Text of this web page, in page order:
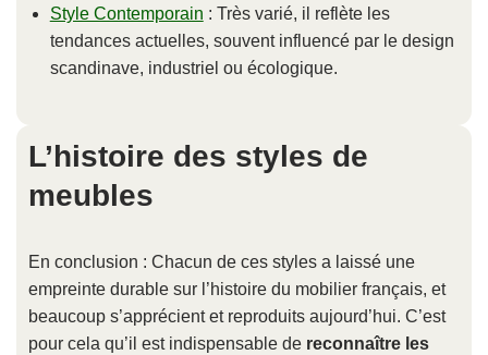
Style Contemporain : Très varié, il reflète les
tendances actuelles, souvent influencé par le design
scandinave, industriel ou écologique.
L’histoire des styles de
meubles
En conclusion : Chacun de ces styles a laissé une
empreinte durable sur l’histoire du mobilier français, et
beaucoup s’apprécient et reproduits aujourd’hui. C’est
pour cela qu’il est indispensable de reconnaître les